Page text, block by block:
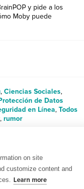
y pide a los
Moby puede
, Ciencias Sociales,
de Datos
en Línea, Todos
, rumor
on site
customize content and
Learn more